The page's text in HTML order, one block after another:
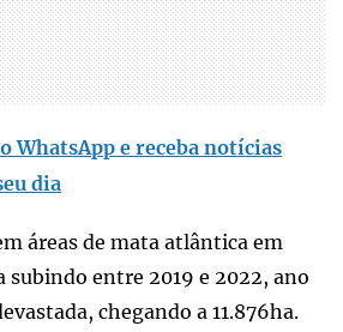
WhatsApp e receba notícias
dia
áreas de mata atlântica em
subindo entre 2019 e 2022, ano
chegando a 11.876ha.